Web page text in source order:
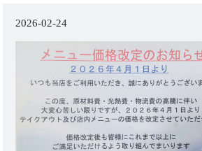
2026-02-24